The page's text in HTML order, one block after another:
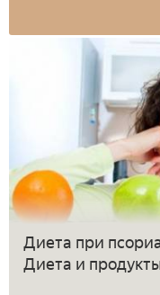
Диета при
Диета и